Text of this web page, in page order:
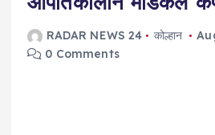
RADAR NEWS 24 कोल्हान
0 Comments